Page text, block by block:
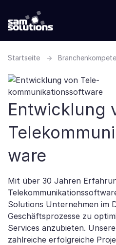
Startseite →
Entwicklung
ware
Mit über 30 Jahren
Solutions Unternehmen im
Geschäftsprozesse zu
Services anzubieten.
zahlreiche erfolgreiche